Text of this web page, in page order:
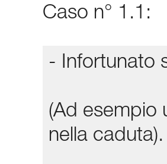
Caso n° 1.1:
- Infortunato
(Ad esempio
nella caduta).